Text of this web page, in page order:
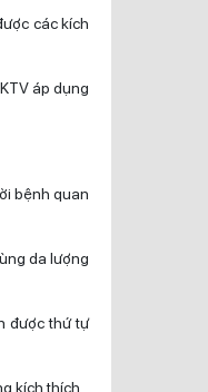
các kích
áp dụng
bệnh quan
da lượng
được thứ tự
kích thích.